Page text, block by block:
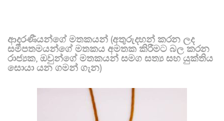
ආදරණීයන්ගේ මතකයන් (අතුරුදහන් කරන ලද
සමීපතමයන්ගේ මතකය අමතක කිරීමට බල කරන
රාජ්‍යක, ඔවුන්ගේ මතකයන් සමග සත්‍ය සහ යුක්තිය
සොයා යන ගමන් ගැන)